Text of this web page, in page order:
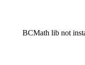
BCMath lib not